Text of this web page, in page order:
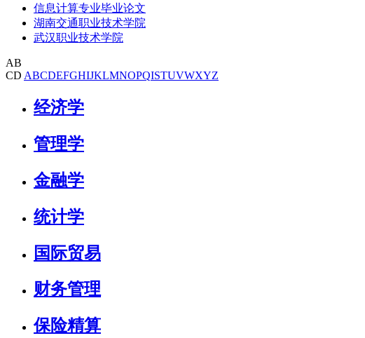
信息计算专业毕业论文
湖南交通职业技术学院
武汉职业技术学院
AB
CD ABCDEFGHIJKLMNOPQISTUVWXYZ
经济学
管理学
金融学
统计学
国际贸易
财务管理
保险精算